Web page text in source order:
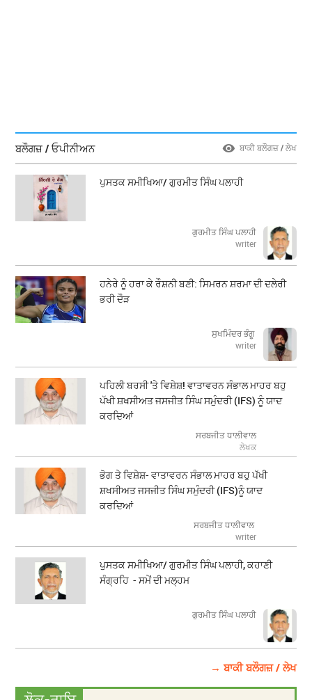
ਬਲੌਗਜ਼ / ਓਪੀਨੀਅਨ ਬਾਕੀ ਬਲੌਗਜ਼ / ਲੇਖ
ਪੁਸਤਕ ਸਮੀਖਿਆ/ ਗੁਰਮੀਤ ਸਿੰਘ ਪਲਾਹੀ
ਗੁਰਮੀਤ ਸਿੰਘ ਪਲਾਹੀ
writer
ਹਨੇਰੇ ਨੂੰ ਹਰਾ ਕੇ ਰੌਸ਼ਨੀ ਬਣੀ: ਸਿਮਰਨ ਸ਼ਰਮਾ ਦੀ ਦਲੇਰੀ
ਭਰੀ ਦੌੜ
ਸੁਖਮਿੰਦਰ ਭੰਗੂ
writer
ਪਹਿਲੀ ਬਰਸੀ 'ਤੇ ਵਿਸ਼ੇਸ਼! ਵਾਤਾਵਰਨ ਸੰਭਾਲ ਮਾਹਰ ਬਹੁ
ਪੱਖੀ ਸ਼ਖਸੀਅਤ ਜਸਜੀਤ ਸਿੰਘ ਸਮੁੰਦਰੀ (IFS) ਨੂੰ ਯਾਦ
ਕਰਦਿਆਂ
ਸਰਬਜੀਤ ਧਾਲੀਵਾਲ
ਲੇਖਕ
ਭੋਗ ਤੇ ਵਿਸ਼ੇਸ਼- ਵਾਤਾਵਰਨ ਸੰਭਾਲ ਮਾਹਰ ਬਹੁ ਪੱਖੀ
ਸ਼ਖਸੀਅਤ ਜਸਜੀਤ ਸਿੰਘ ਸਮੁੰਦਰੀ (IFS)ਨੂੰ ਯਾਦ
ਕਰਦਿਆਂ
ਸਰਬਜੀਤ ਧਾਲੀਵਾਲ
writer
ਪੁਸਤਕ ਸਮੀਖਿਆ/ ਗੁਰਮੀਤ ਸਿੰਘ ਪਲਾਹੀ, ਕਹਾਣੀ
ਸੰਗ੍ਰਹਿ - ਸਮੇਂ ਦੀ ਮਲ੍ਹਮ
ਗੁਰਮੀਤ ਸਿੰਘ ਪਲਾਹੀ
→ ਬਾਕੀ ਬਲੌਗਜ਼ / ਲੇਖ